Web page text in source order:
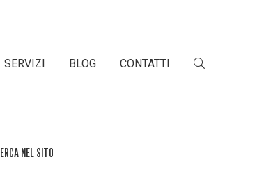
SERVIZI BLOG CONTATTI
NEL SITO